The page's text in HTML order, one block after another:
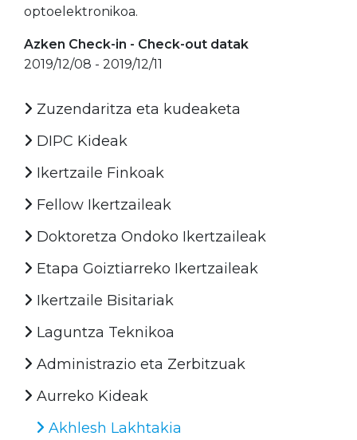
optoelektronikoa.
Azken Check-in - Check-out datak
2019/12/08 - 2019/12/11
Zuzendaritza eta kudeaketa
DIPC Kideak
Ikertzaile Finkoak
Fellow Ikertzaileak
Doktoretza Ondoko Ikertzaileak
Etapa Goiztiarreko Ikertzaileak
Ikertzaile Bisitariak
Laguntza Teknikoa
Administrazio eta Zerbitzuak
Aurreko Kideak
Akhlesh Lakhtakia